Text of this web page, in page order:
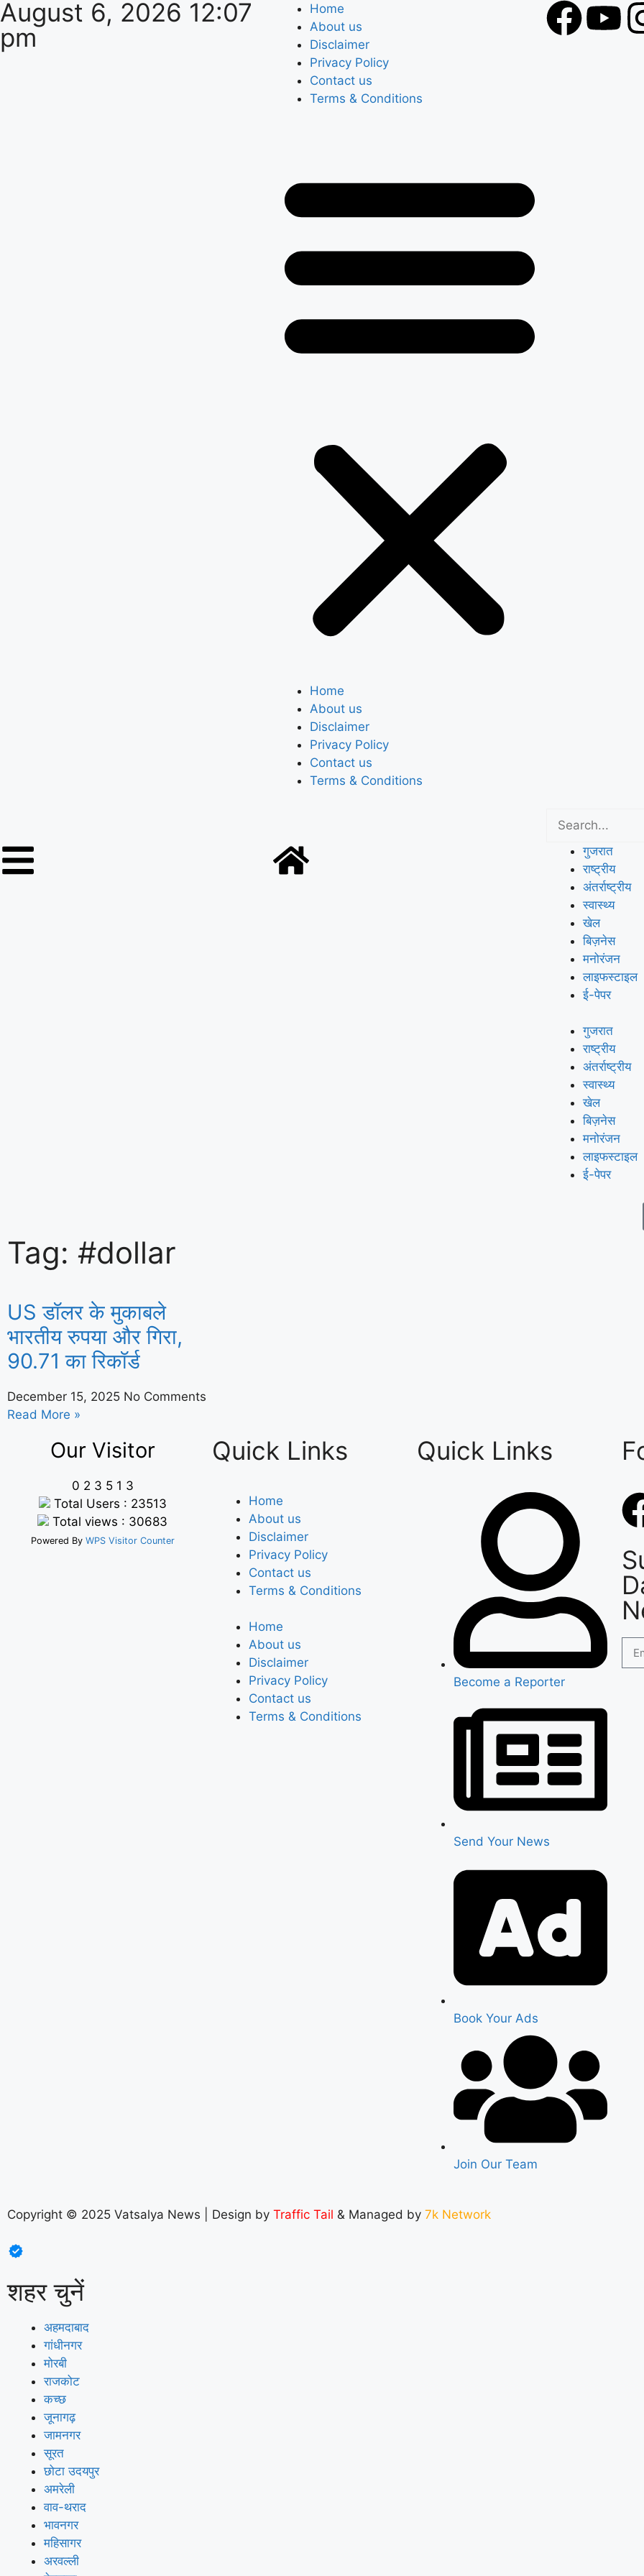
August 6, 2026 12:07
pm
Home
About us
Disclaimer
Privacy Policy
Contact us
Terms & Conditions
Home
About us
Disclaimer
Privacy Policy
Contact us
Terms & Conditions
गुजरात
राष्ट्रीय
अंतर्राष्ट्रीय
स्वास्थ्य
खेल
बिज़नेस
मनोरंजन
लाइफस्टाइल
ई-पेपर
गुजरात
राष्ट्रीय
अंतर्राष्ट्रीय
स्वास्थ्य
खेल
बिज़नेस
मनोरंजन
लाइफस्टाइल
ई-पेपर
Tag: #dollar
US डॉलर के मुकाबले
भारतीय रुपया और गिरा,
90.71 का रिकॉर्ड
December 15, 2025 No Comments
Read More »
Our Visitor
0 2 3 5 1 3
Total Users : 23513
Total views : 30683
Powered By WPS Visitor Counter
Quick Links
Home
About us
Disclaimer
Privacy Policy
Contact us
Terms & Conditions
Home
About us
Disclaimer
Privacy Policy
Contact us
Terms & Conditions
Quick Links
Become a Reporter
Send Your News
Book Your Ads
Join Our Team
Copyright © 2025 Vatsalya News | Design by Traffic Tail & Managed by 7k Network
शहर चुनें
अहमदाबाद
गांधीनगर
मोरबी
राजकोट
कच्छ
जूनागढ़
जामनगर
सूरत
छोटा उदयपुर
अमरेली
वाव-थराद
भावनगर
महिसागर
अरवल्ली